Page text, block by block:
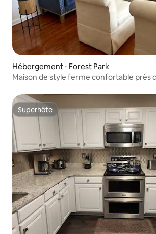
Hébergement ⋅ Forest Park
Maison de style ferme confortable près
Superhôte
Superhôte